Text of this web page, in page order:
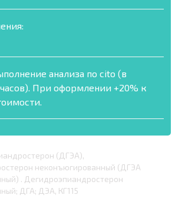
анализа по cito (в
При оформлении +20% к
(ДГЭА),
неконъюгированный (ДГЭА
. Дегидроэпиандростерон
ДГА; ДЭА, КГ115